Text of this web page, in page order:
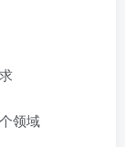
领域